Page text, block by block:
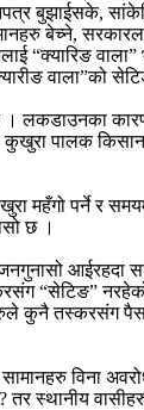
बुझाईसके,
बेच्ने,
“क्यारिङ
वाला”को
। लकडाउनका
पालक
महँगो पर्ने र
छ ।
आईरहदा
नरहेको
कुनै तस्करसंग
विना
तर स्थानीय